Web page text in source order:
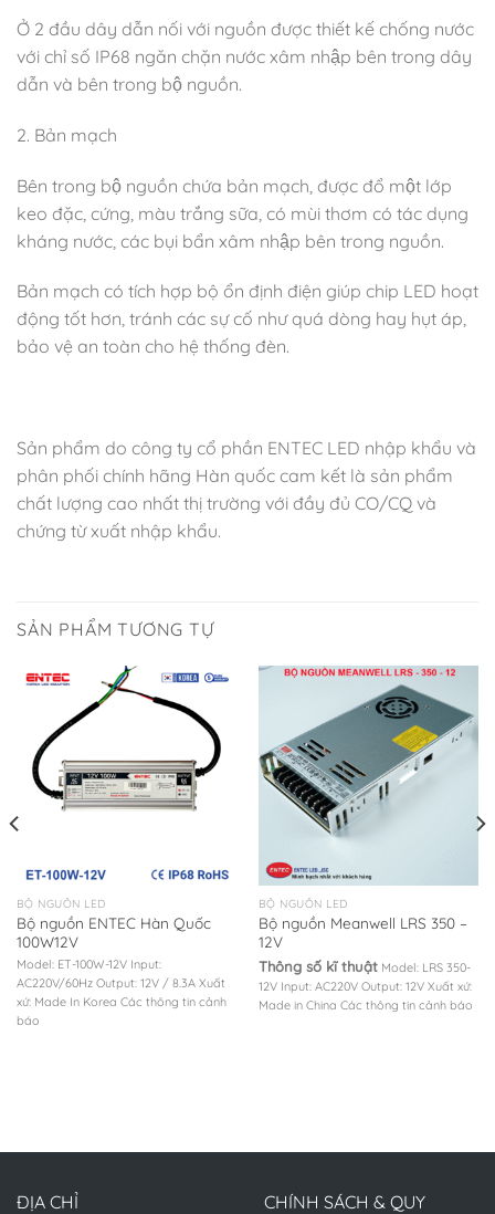
Ở 2 đầu dây dẫn nối với nguồn được thiết kế chống nước
với chỉ số IP68 ngăn chặn nước xâm nhập bên trong dây
dẫn và bên trong bộ nguồn.
2. Bản mạch
Bên trong bộ nguồn chứa bản mạch, được đổ một lớp
keo đặc, cứng, màu trắng sữa, có mùi thơm có tác dụng
kháng nước, các bụi bẩn xâm nhập bên trong nguồn.
Bản mạch có tích hợp bộ ổn định điện giúp chip LED hoạt
động tốt hơn, tránh các sự cố như quá dòng hay hụt áp,
bảo vệ an toàn cho hệ thống đèn.
Sản phẩm do công ty cổ phần ENTEC LED nhập khẩu và
phân phối chính hãng Hàn quốc cam kết là sản phẩm
chất lượng cao nhất thị trường với đầy đủ CO/CQ và
chứng từ xuất nhập khẩu.
SẢN PHẨM TƯƠNG TỰ
BỘ NGUỒN LED
Bộ nguồn ENTEC Hàn Quốc
100W12V
Model: ET-100W-12V Input:
AC220V/60Hz Output: 12V / 8.3A Xuất
xứ: Made In Korea Các thông tin cảnh
báo
BỘ NGUỒN LED
Bộ nguồn Meanwell LRS 350 –
12V
Thông số kĩ thuậtModel: LRS 350-
12V Input: AC220V Output: 12V Xuất xứ:
Made in China Các thông tin cảnh báo
ĐỊA CHỈ
CHÍNH SÁCH & QUY